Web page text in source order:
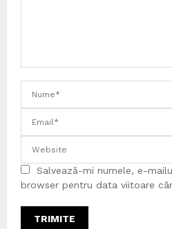
Salvează-mi numele, e-
browser pentru data viitoare